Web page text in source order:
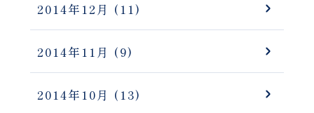
2014年12月 (11)
2014年11月 (9)
2014年10月 (13)